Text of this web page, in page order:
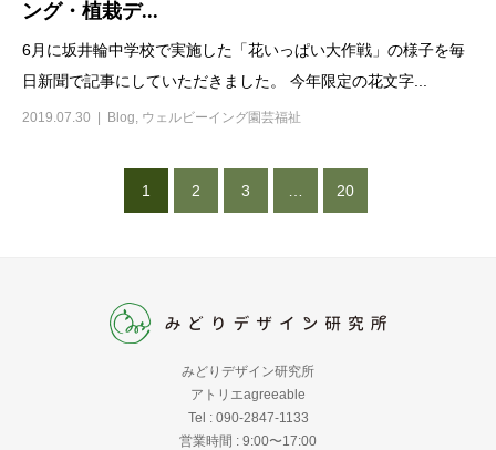
ング・植栽デ...
6月に坂井輪中学校で実施した「花いっぱい大作戦」の様子を毎
日新聞で記事にしていただきました。 今年限定の花文字...
2019.07.30 Blog, ウェルビーイング園芸福祉
1 2 3 20
みどりデザイン研究所
アトリエagreeable
Tel : 090-2847-1133
営業時間 : 9:00〜17:00